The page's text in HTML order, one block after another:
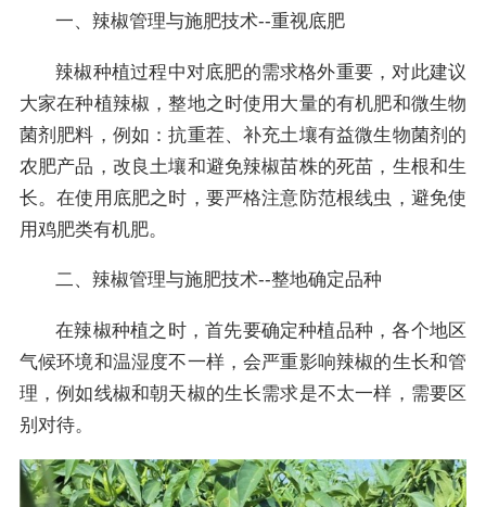
一、辣椒管理与施肥技术--重视底肥
辣椒种植过程中对底肥的需求格外重要，对此建议
大家在种植辣椒，整地之时使用大量的有机肥和微生物
菌剂肥料，例如：抗重茬、补充土壤有益微生物菌剂的
农肥产品，改良土壤和避免辣椒苗株的死苗，生根和生
长。在使用底肥之时，要严格注意防范根线虫，避免使
用鸡肥类有机肥。
二、辣椒管理与施肥技术--整地确定品种
在辣椒种植之时，首先要确定种植品种，各个地区
气候环境和温湿度不一样，会严重影响辣椒的生长和管
理，例如线椒和朝天椒的生长需求是不太一样，需要区
别对待。